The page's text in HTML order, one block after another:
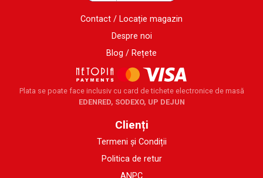
Contact / Locație magazin
Despre noi
Blog / Rețete
Plata se poate face inclusiv cu card de tichete electronice de masă
EDENRED, SODEXO, UP DEJUN
Clienți
Termeni și Condiții
Politica de retur